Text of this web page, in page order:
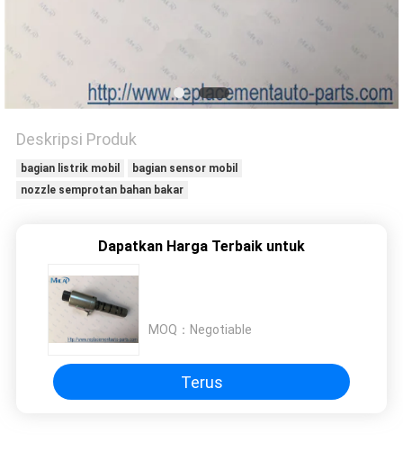
Deskripsi Produk
bagian listrik mobil
bagian sensor mobil
nozzle semprotan bahan bakar
Dapatkan Harga Terbaik untuk
MOQ： Negotiable
Terus